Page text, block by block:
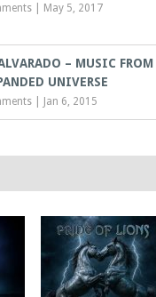
May 5, 2017
– MUSIC FROM
UNIVERSE
Jan 6, 2015